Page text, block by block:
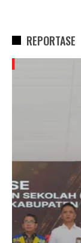
REPORTASE